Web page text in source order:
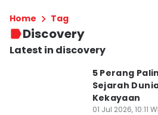
Home Tag
Discovery
Latest in discovery
5 Perang
Sejarah
Kekayaan
01 Jul 2026, 10:11